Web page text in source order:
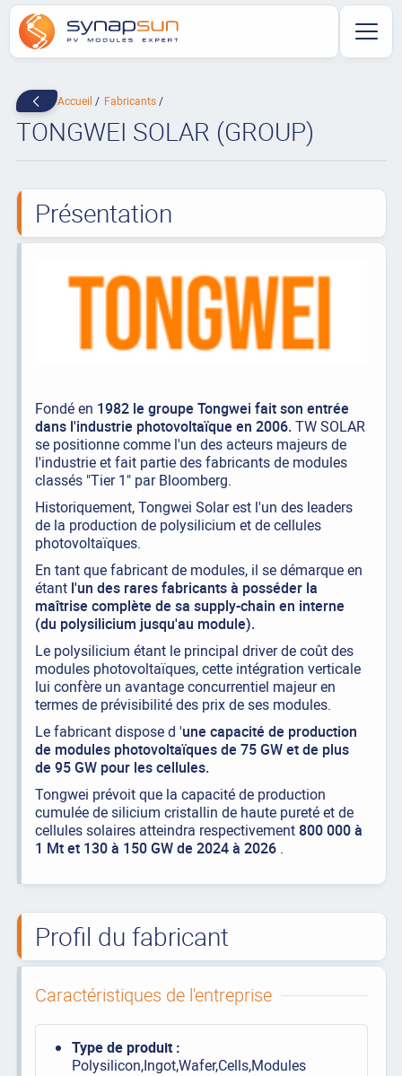
Accueil Fabricants
TONGWEI SOLAR (GROUP)
Présentation
Fondé en 1982 le groupe Tongwei fait son entrée
dans l'industrie photovoltaïque en 2006.TW SOLAR
se positionne comme l'un des acteurs majeurs de
l'industrie et fait partie des fabricants de modules
classés "Tier 1" par Bloomberg.
Historiquement, Tongwei Solar est l'un des leaders
de la production de polysilicium et de cellules
photovoltaïques.
En tant que fabricant de modules, il se démarque en
étant l'un des rares fabricants à posséder la
maîtrise complète de sa supply-chain en interne
(du polysilicium jusqu'au module).
Le polysilicium étant le principal driver de coût des
modules photovoltaïques, cette intégration verticale
lui confère un avantage concurrentiel majeur en
termes de prévisibilité des prix de ses modules.
Le fabricant dispose d 'une capacité de production
de modules photovoltaïques de 75 GW et de plus
de 95 GW pour les cellules.
Tongwei prévoit que la capacité de production
cumulée de silicium cristallin de haute pureté et de
cellules solaires atteindra respectivement800 000 à
1 Mt et 130 à 150 GW de 2024 à 2026 .
Profil du fabricant
Caractéristiques de l'entreprise
Type de produit :
Polysilicon,Ingot,Wafer,Cells,Modules